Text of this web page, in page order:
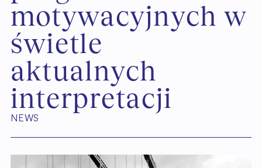
motywacyjnych w
świetle
aktualnych
interpretacji
NEWS